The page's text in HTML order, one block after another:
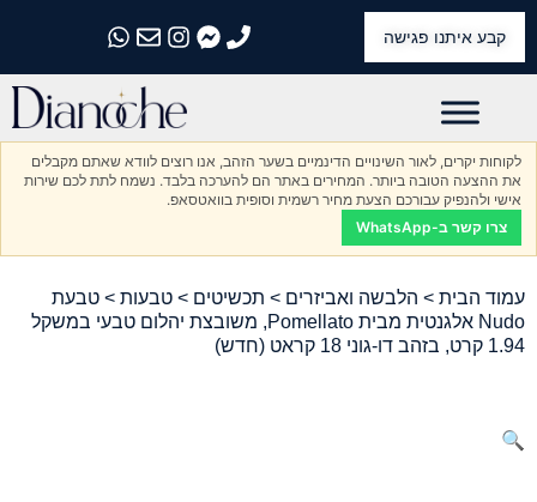
קבע איתנו פגישה
התקשרו אלינו
התקשרו אלינו
התקשרו אלינו
התקשרו אלינו
התקשרו אלינו
לקוחות יקרים, לאור השינויים הדינמיים בשער הזהב, אנו רוצים לוודא שאתם מקבלים
את ההצעה הטובה ביותר. המחירים באתר הם להערכה בלבד. נשמח לתת לכם שירות
אישי ולהנפיק עבורכם הצעת מחיר רשמית וסופית בוואטסאפ.
צרו קשר ב-WhatsApp
עמוד הבית > הלבשה ואביזרים > תכשיטים > טבעות > טבעת
Nudo אלגנטית מבית Pomellato, משובצת יהלום טבעי במשקל
1.94 קרט, בזהב דו-גוני 18 קראט (חדש)
🔍